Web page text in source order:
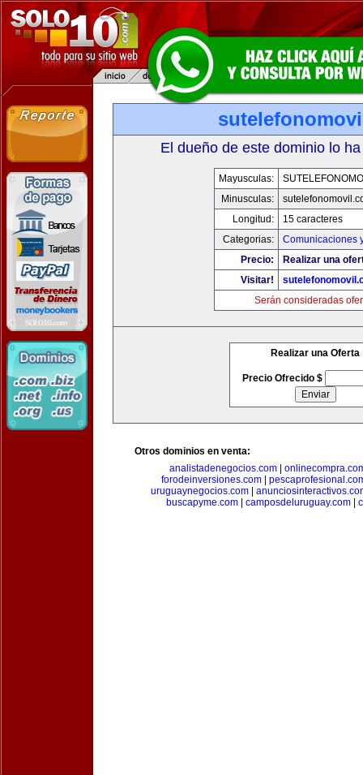
El dueño de este dominio lo
Mayusculas:
Minusculas:
Longitud:
15 caracteres
Categorias:
Comunicaciones
Precio:
Realizar una
Visitar!
Serán consideradas
Realizar una Oferta
Precio Ofrecido $
Otros dominios en venta:
analistadenegocios.com
forodeinversiones.com
uruguaynegocios.com|
buscapyme.com
camposdeluruguay.com